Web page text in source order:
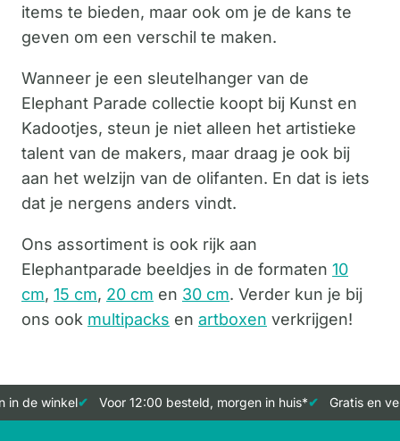
items te bieden, maar ook om je de kans te
geven om een verschil te maken.
Wanneer je een sleutelhanger van de
Elephant Parade collectie koopt bij Kunst en
Kadootjes, steun je niet alleen het artistieke
talent van de makers, maar draag je ook bij
aan het welzijn van de olifanten. En dat is iets
dat je nergens anders vindt.
Ons assortiment is ook rijk aan
Elephantparade beeldjes in de formaten 10
cm, 15 cm, 20 cm en 30 cm. Verder kun je bij
ons ook multipacks en artboxen verkrijgen!
de winkel Voor 12:00 besteld, morgen in huis* Gratis en